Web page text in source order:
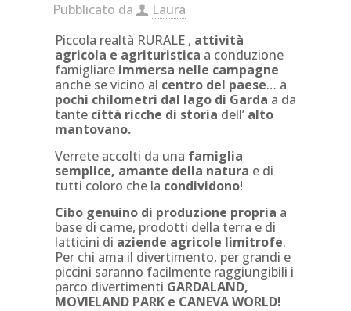
Pubblicato da
Laura
Piccola realtà RURALE , attività
agricola e agrituristica a conduzione
famigliare immersa nelle campagne
anche se vicino al centro del paese… a
pochi chilometri dal lago di Garda a da
tante città ricche di storia dell’ alto
mantovano.
Verrete accolti da una famiglia
semplice, amante della natura e di
tutti coloro che la condividono!
Cibo genuino di produzione propria a
base di carne, prodotti della terra e di
latticini di aziende agricole limitrofe.
Per chi ama il divertimento, per grandi e
piccini saranno facilmente raggiungibili i
parco divertimenti GARDALAND,
MOVIELAND PARK e CANEVA WORLD!